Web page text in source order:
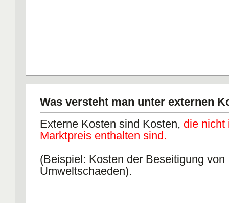
Was versteht man unter externen
Externe Kosten sind Kosten, die nicht
Marktpreis enthalten sind.
(Beispiel: Kosten der Beseitigung von
Umweltschaeden).